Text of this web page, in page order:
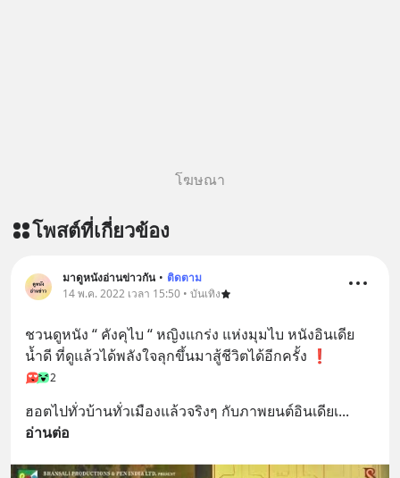
ผ่าน Line OA ด.ดล Blog คลิกเลย -->
สนับสนุนโดย 📣
เครียด หลับยาก ผมอยากแนะนำ
ผลิตภัณฑ์เสริมอาหาร Diip CBD ช่วย
เพิ่มการผ่อนคลาย ซึ่งช่วยให้การนอน
หลับมีประสิทธิภาพมากยิ่งขึ้น 📍 สนใจ
@diipgeek 🔗 หรือกดลิงก์
โฆษณา
โพสต์ที่เกี่ยวข้อง
มาดูหนังอ่านข่าวกัน • ติดตาม
14 พ.ค. 2022 เวลา 15:50 • บันเทิง
ชวนดูหนัง “ คังคุไบ “ หญิงแกร่ง แห่งมุมไบ หนังอินเดีย
น้ำดี ที่ดูแล้วได้พลังใจลุกขึ้นมาสู้ชีวิตได้อีกครั้ง ❗️
2
ฮอตไปทั่วบ้านทั่วเมืองแล้วจริงๆ กับภาพยนต์อินเดียเ
อ่านต่อ